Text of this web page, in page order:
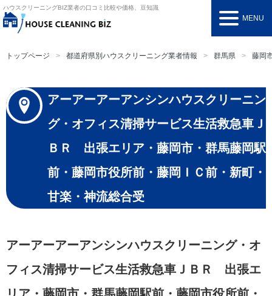
ハウスクリーニングBIZ業者の口コミ比較や価格、豆知識
MENU
トップページ 都道府県別ハウスクリーニング業者情報 群馬県 藤岡
アーアーアーアンシンハウスクリーニン
グ・オフィス清掃サービス生活救急車Ｊ
ＢＲ 出張エリア・藤岡市・群馬藤岡駅
前・藤岡市役所前・藤岡ＩＣ前・新町・
甘楽・神流総合受
アーアーアーアンシンハウスクリーニング・オ
フィス清掃サービス生活救急車ＪＢＲ 出張エ